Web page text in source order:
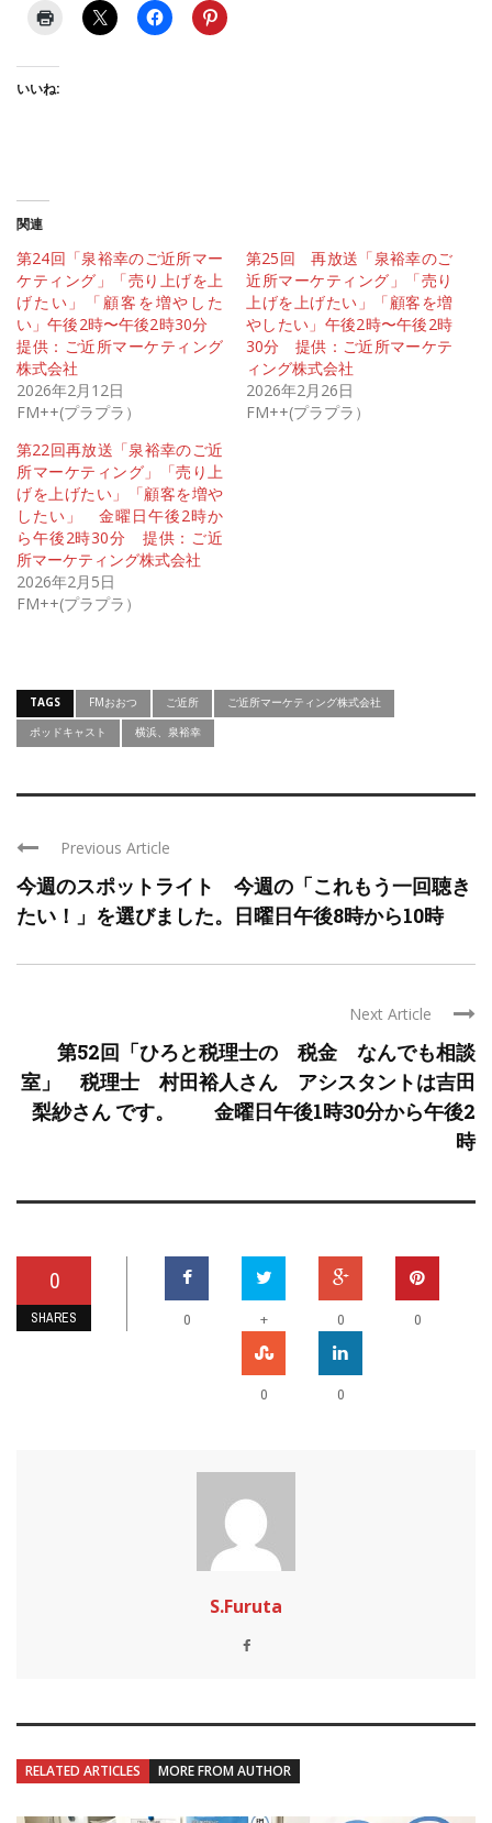
いいね:
関連
第24回「泉裕幸のご近所マー
ケティング」「売り上げを上
げたい」「顧客を増やした
い」午後2時〜午後2時30分
提供：ご近所マーケティング
株式会社
2026年2月12日
FM++(プラプラ）
第25回 再放送「泉裕幸のご
近所マーケティング」「売り
上げを上げたい」「顧客を増
やしたい」午後2時〜午後2時
30分 提供：ご近所マーケテ
ィング株式会社
2026年2月26日
FM++(プラプラ）
第22回再放送「泉裕幸のご近
所マーケティング」「売り上
げを上げたい」「顧客を増や
したい」 金曜日午後2時か
ら午後2時30分 提供：ご近
所マーケティング株式会社
2026年2月5日
FM++(プラプラ）
TAGS FMおおつ ご近所
ご近所マーケティング株式会社
ポッドキャスト
横浜、泉裕幸
Previous Article
今週のスポットライト 今週の「これもう一回聴き
たい！」を選びました。日曜日午後8時から10時
Next Article
第52回「ひろと税理士の 税金 なんでも相談
室」 税理士 村田裕人さん アシスタントは吉田
梨紗さん です。 金曜日午後1時30分から午後2
時
0
SHARES 0 + 0 0
0 0
S.Furuta
RELATED ARTICLES MORE FROM AUTHOR